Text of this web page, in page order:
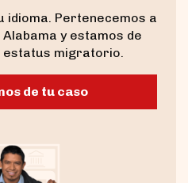
idioma. Pertenecemos a
y estamos de
migratorio.
de tu caso